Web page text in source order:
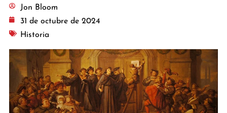
Jon Bloom
31 de octubre de 2024
Historia